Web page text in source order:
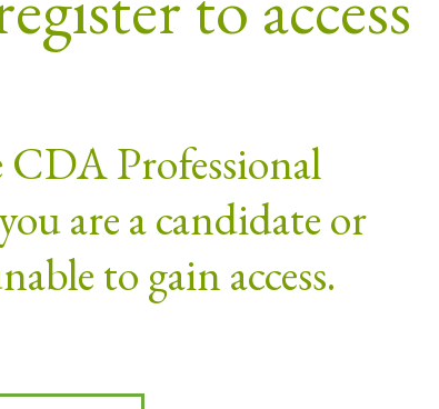
CDA Professional
are a candidate or
to gain access.